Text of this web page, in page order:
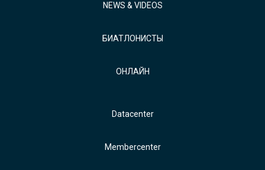
NEWS & VIDEOS
БИАТЛОНИСТЫ
ОНЛАЙН
Datacenter
Membercenter